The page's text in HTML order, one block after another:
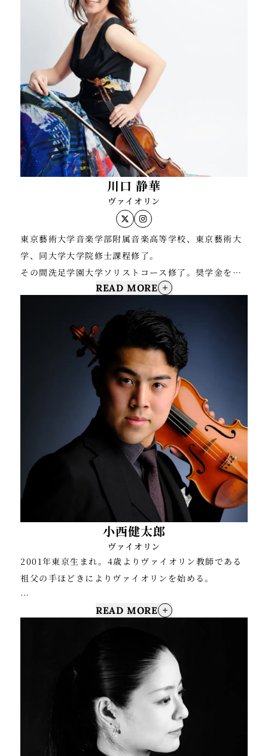
https://www.youtube.com/channel/
桐朋学園芸術短期大学非常勤講師、NHK、読売カルチ
ャー講師。
演奏会、ツアーを行う。
これまでに山本彰、工藤千博、澤和樹、清水高師、ピ
エール・アモイアル各氏に師事。
現在、新日本フィルハーモニー交響楽団2ndヴァイオ
リン首席奏者。
ソロコンサートや室内楽等、多数のコンサートに出演
している。
またスタジオミュージシャンとしても、これまでに
様々なアーティストのレコーディングやツアーに参加
TVコマーシャルやドラマ 映画 ゲーム音楽などのレコ
ーディングにも多数参加。
現在YAMATO String Quartetメンバー。尚美ミュー
ジックカレッジ非常勤講師。またフリーランスのヴァ
イオリニストとして国内主要オーケストラのゲストコ
ンサートマスター、またスタジオミュージシャンとし
ても様々なアーティストのLIVEやTVのサポート 映画
ドラマ ゲーム CMなどのレコーディングに参加。 そ
の他東京オペラシティでのリサイタルや 、各地のオー
ケストラと協奏曲等を共演するなどソリストとしても
幅広く活動する。これまでに、浅川 多美子 鷲見 康郎
澤 和樹 小林 健次の各氏に師事。
2025年4月よりグランドフィルハーモニック東京コン
サートマスターに就任。
川口 静華
ヴァイオリン
東京藝術大学音楽学部附属音楽高等学校、東京藝術大
学、同大学大学院修士課程修了。
その間洗足学園大学ソリストコース修了。奨学金を得
て米国コロラド州アスペン音楽祭に参加。 大曲新人音
ンクール第2位入賞等。アンサンブルノマドのレギュラ
ーゲスト奏者としてはこれまでにメキシコ「グァナフ
ァト音楽祭」「国際現代音楽祭」他、海外の音楽祭へ
の出演や数々の初演、録音などに携わる。 現在はオー
ケストラの客演首席奏者や次席奏者、ソロ、室内楽、
また、学生時よりライオンキング等のミュージカルで
の演奏に携わって以来、数々のミュージカルや舞台演
目で演奏の他、様々なアーティストの楽曲や劇伴のレ
コーディング等、活動は多岐に渡り幅広く活躍してい
る。
READ MORE
小西健太郎
ヴァイオリン
2001年東京生まれ。4歳よりヴァイオリン教師である
祖父の手ほどきによりヴァイオリンを始める。
第13回ウィーン・ベートーヴェン国際ヴァイオリンコ
ンコンクール（ポーランド）第1位、第67回全日本学
生音楽コンクール小学校の部東京大会第2位・全国大会
第2位、第70回同コンクール中学校の部東京大会第2
位、岐阜弦楽器国際コンクール第1位、日本演奏家コン
これまでに自由が丘クラシック音楽祭、北九州国際音
READ MORE